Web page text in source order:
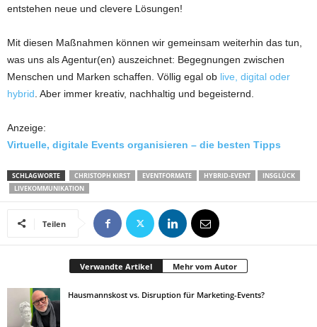
entstehen neue und clevere Lösungen!
Mit diesen Maßnahmen können wir gemeinsam weiterhin das tun,
was uns als Agentur(en) auszeichnet: Begegnungen zwischen
Menschen und Marken schaffen. Völlig egal ob live, digital oder
hybrid . Aber immer kreativ, nachhaltig und begeisternd.
Anzeige:
Virtuelle, digitale Events organisieren – die besten Tipps
SCHLAGWORTE CHRISTOPH KIRST EVENTFORMATE HYBRID-EVENT
INSGLÜCK
LIVEKOMMUNIKATION
Teilen
Verwandte Artikel Mehr vom Autor
Hausmannskost vs. Disruption für Marketing-Events?